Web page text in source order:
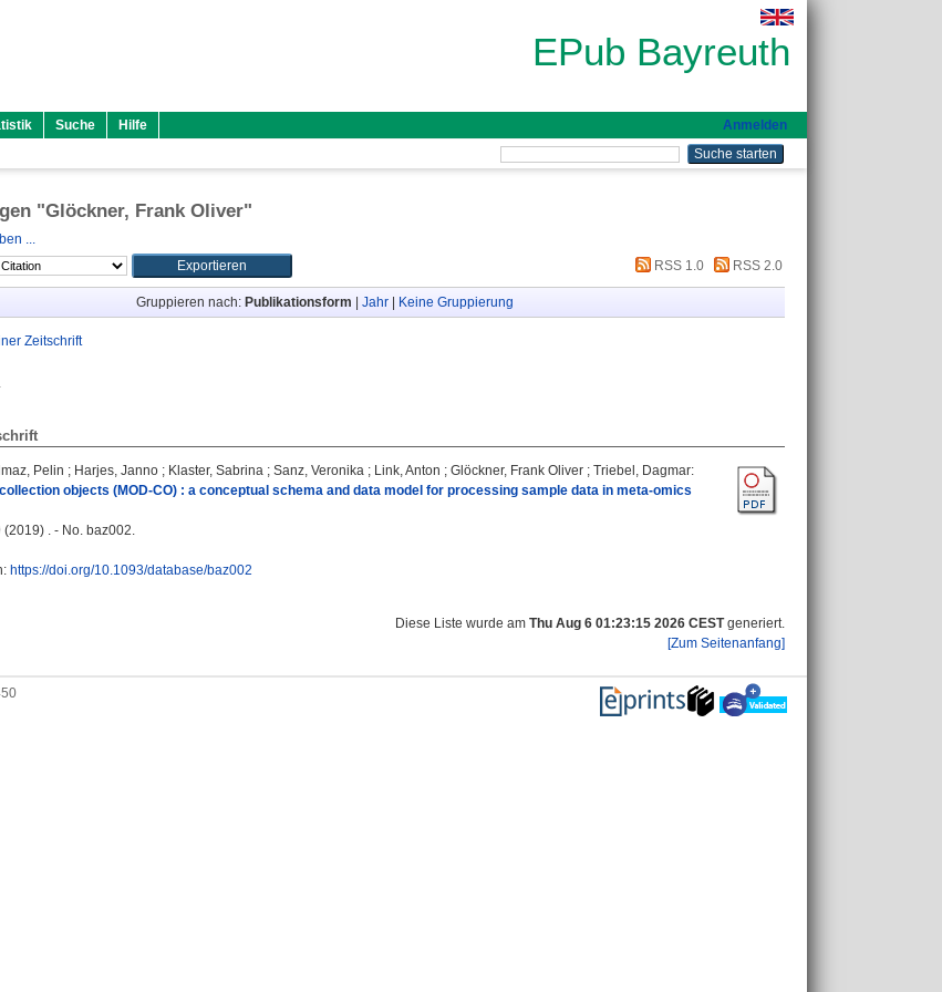
EPub Bayreuth
Suche Hilfe Anmelden
"Glöckner, Frank Oliver"
...
RSS 1.0 RSS 2.0
Gruppieren nach: Publikationsform Jahr| Keine Gruppierung
Zeitschrift
.
Pelin ; Harjes, Janno ; Klaster, Sabrina ; Sanz, Veronika ; Link, Anton ; Glöckner, Frank Oliver ; Triebel, Dagmar:
objects (MOD-CO) : a conceptual schema and data model for processing sample data in meta-omics
(2019) . - No. baz002.
https://doi.org/10.1093/database/baz002
Diese Liste wurde am Thu Aug 6 01:23:15 2026 CESTgeneriert.
[Zum Seitenanfang]